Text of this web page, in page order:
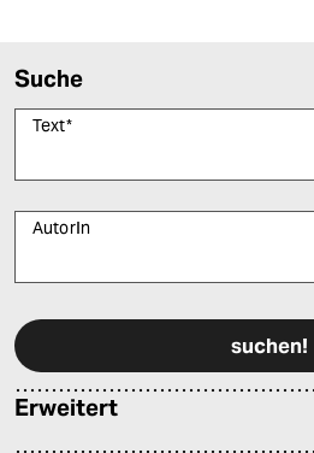
Suche
Text*
AutorIn
Erweitert